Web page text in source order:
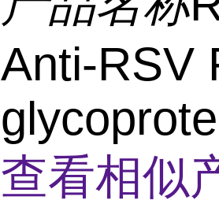
Anti-RSV
查看相似